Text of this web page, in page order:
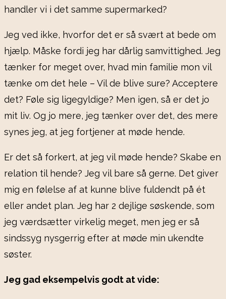
handler vi i det samme supermarked?
Jeg ved ikke, hvorfor det er så svært at bede om
hjælp. Måske fordi jeg har dårlig samvittighed. Jeg
tænker for meget over, hvad min familie mon vil
tænke om det hele – Vil de blive sure? Acceptere
det? Føle sig ligegyldige? Men igen, så er det jo
mit liv. Og jo mere, jeg tænker over det, des mere
synes jeg, at jeg fortjener at møde hende.
Er det så forkert, at jeg vil møde hende? Skabe en
relation til hende? Jeg vil bare så gerne. Det giver
mig en følelse af at kunne blive fuldendt på ét
eller andet plan. Jeg har 2 dejlige søskende, som
jeg værdsætter virkelig meget, men jeg er så
sindssyg nysgerrig efter at møde min ukendte
søster.
Jeg gad eksempelvis godt at vide: